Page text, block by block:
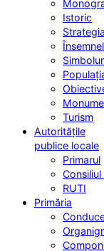
Istoric
Turism
Autoritățile
publice locale
Primarul
RUTI
Primăria